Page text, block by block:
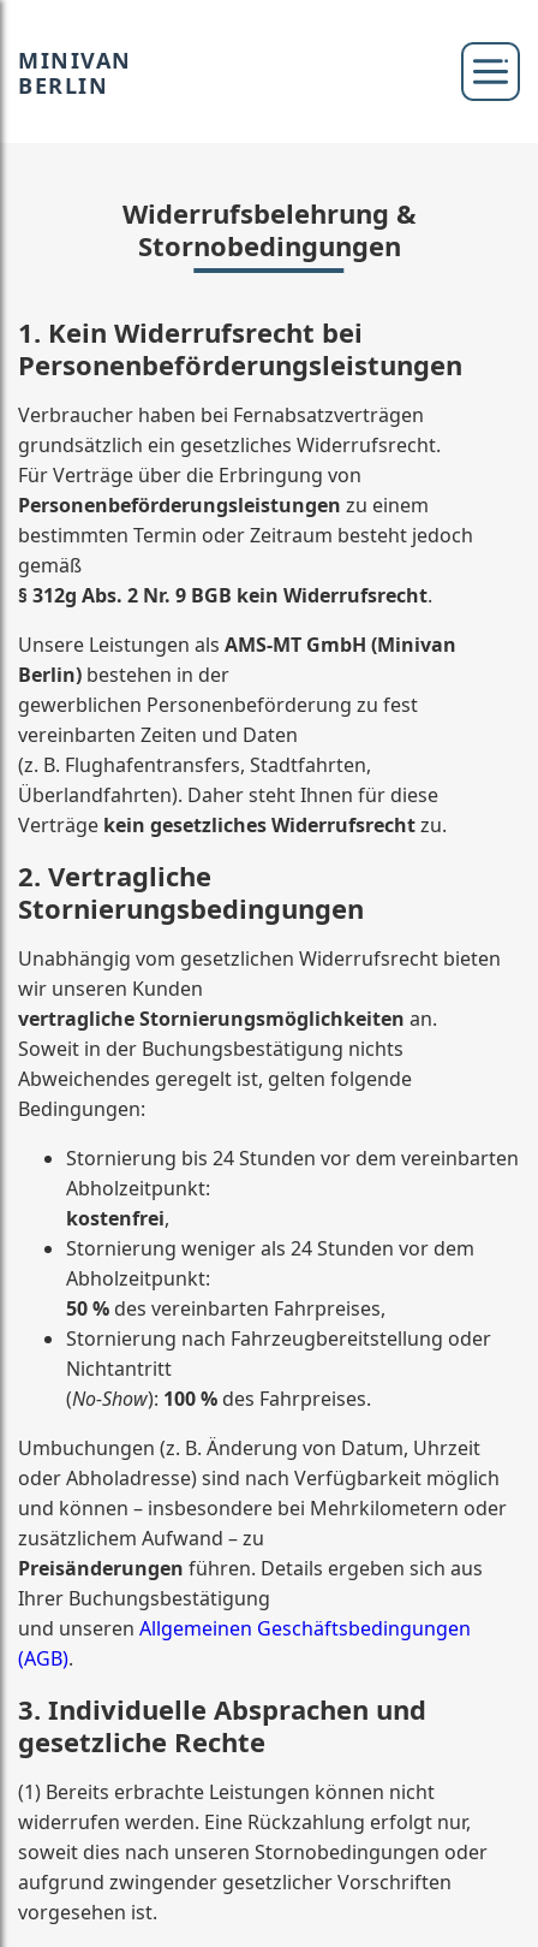
MINIVAN
BERLIN
Widerrufsbelehrung &
Stornobedingungen
1. Kein Widerrufsrecht bei
Personenbeförderungsleistungen
Verbraucher haben bei Fernabsatzverträgen
grundsätzlich ein gesetzliches Widerrufsrecht.
Für Verträge über die Erbringung von
Personenbeförderungsleistungen zu einem
bestimmten Termin oder Zeitraum besteht jedoch
gemäß
§ 312g Abs. 2 Nr. 9 BGB kein Widerrufsrecht.
Unsere Leistungen als AMS-MT GmbH (Minivan
Berlin) bestehen in der
gewerblichen Personenbeförderung zu fest
vereinbarten Zeiten und Daten
(z. B. Flughafentransfers, Stadtfahrten,
Überlandfahrten). Daher steht Ihnen für diese
Verträge kein gesetzliches Widerrufsrechtzu.
2. Vertragliche
Stornierungsbedingungen
Unabhängig vom gesetzlichen Widerrufsrecht bieten
wir unseren Kunden
vertragliche Stornierungsmöglichkeiten an.
Soweit in der Buchungsbestätigung nichts
Abweichendes geregelt ist, gelten folgende
Bedingungen:
Stornierung bis 24 Stunden vor dem vereinbarten
Abholzeitpunkt:
kostenfrei,
Stornierung weniger als 24 Stunden vor dem
Abholzeitpunkt:
50 % des vereinbarten Fahrpreises,
Stornierung nach Fahrzeugbereitstellung oder
Nichtantritt
(No-Show): 100 % des Fahrpreises.
Umbuchungen (z. B. Änderung von Datum, Uhrzeit
oder Abholadresse) sind nach Verfügbarkeit möglich
und können – insbesondere bei Mehrkilometern oder
zusätzlichem Aufwand – zu
Preisänderungen führen. Details ergeben sich aus
Ihrer Buchungsbestätigung
und unseren Allgemeinen Geschäftsbedingungen
(AGB).
3. Individuelle Absprachen und
gesetzliche Rechte
(1) Bereits erbrachte Leistungen können nicht
widerrufen werden. Eine Rückzahlung erfolgt nur,
soweit dies nach unseren Stornobedingungen oder
aufgrund zwingender gesetzlicher Vorschriften
vorgesehen ist.